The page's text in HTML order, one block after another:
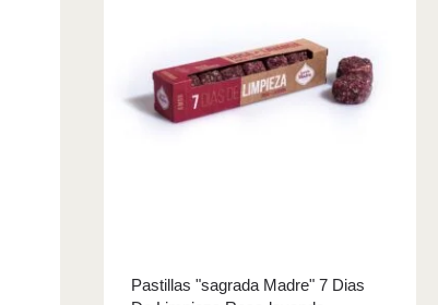
Pastillas "sagrada Madre" 7 Dias